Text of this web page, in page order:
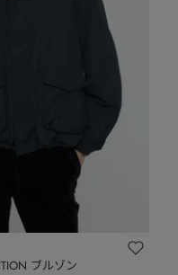
ブルゾン